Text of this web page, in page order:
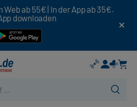
ab 55€ | In der App ab 35€.
downloaden